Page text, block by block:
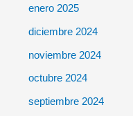
enero 2025
diciembre 2024
noviembre 2024
octubre 2024
septiembre 2024